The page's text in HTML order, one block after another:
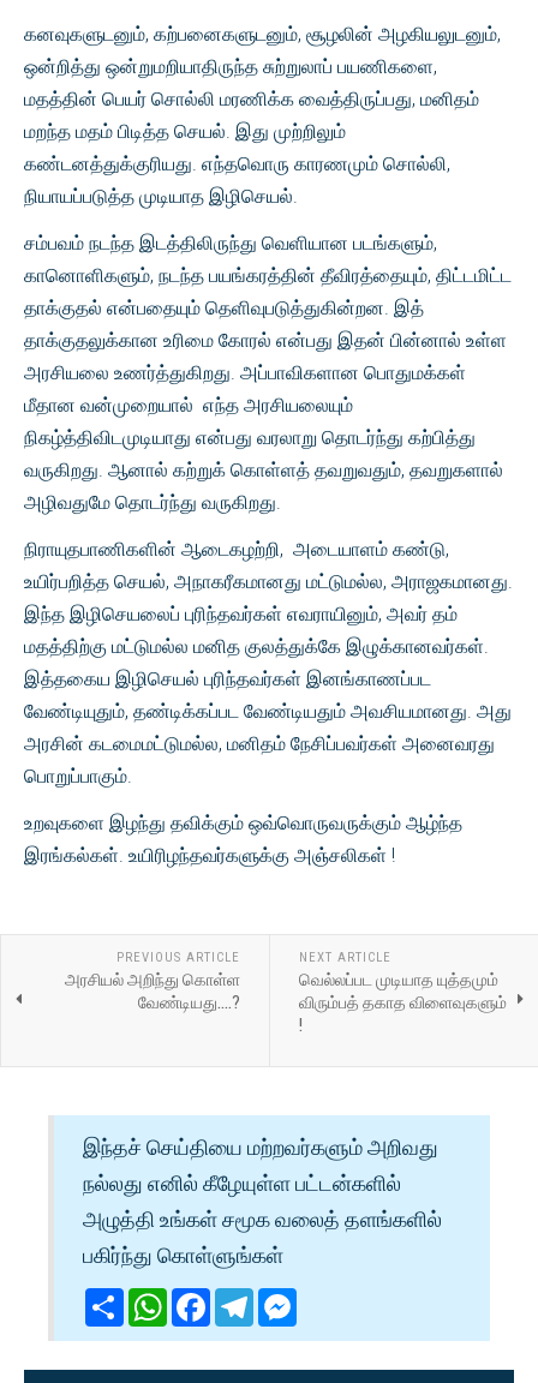
கனவுகளுடனும், கற்பனைகளுடனும், சூழலின் அழகியலுடனும்,
ஒன்றித்து ஒன்றுமறியாதிருந்த சுற்றுலாப் பயணிகளை,
மதத்தின் பெயர் சொல்லி மரணிக்க வைத்திருப்பது, மனிதம்
மறந்த மதம் பிடித்த செயல். இது முற்றிலும்
கண்டனத்துக்குரியது. எந்தவொரு காரணமும் சொல்லி,
நியாயப்படுத்த முடியாத இழிசெயல்.
சம்பவம் நடந்த இடத்திலிருந்து வெளியான படங்களும்,
கானொளிகளும், நடந்த பயங்கரத்தின் தீவிரத்தையும், திட்டமிட்ட
தாக்குதல் என்பதையும் தெளிவுபடுத்துகின்றன. இத்
தாக்குதலுக்கான உரிமை கோரல் என்பது இதன் பின்னால் உள்ள
அரசியலை உணர்த்துகிறது. அப்பாவிகளான பொதுமக்கள்
மீதான வன்முறையால் எந்த அரசியலையும்
நிகழ்த்திவிடமுடியாது என்பது வரலாறு தொடர்ந்து கற்பித்து
வருகிறது. ஆனால் கற்றுக் கொள்ளத் தவறுவதும், தவறுகளால்
அழிவதுமே தொடர்ந்து வருகிறது.
நிராயுதபாணிகளின் ஆடைகழற்றி, அடையாளம் கண்டு,
உயிர்பறித்த செயல், அநாகரீகமானது மட்டுமல்ல, அராஜகமானது.
இந்த இழிசெயலைப் புரிந்தவர்கள் எவராயினும், அவர் தம்
மதத்திற்கு மட்டுமல்ல மனித குலத்துக்கே இழுக்கானவர்கள்.
இத்தகைய இழிசெயல் புரிந்தவர்கள் இனங்காணப்பட
வேண்டியுதும், தண்டிக்கப்பட வேண்டியதும் அவசியமானது. அது
அரசின் கடமைமட்டுமல்ல, மனிதம் நேசிப்பவர்கள் அனைவரது
பொறுப்பாகும்.
உறவுகளை இழந்து தவிக்கும் ஒவ்வொருவருக்கும் ஆழ்ந்த
இரங்கல்கள். உயிரிழந்தவர்களுக்கு அஞ்சலிகள் !
PREVIOUS ARTICLE
அரசியல் அறிந்து கொள்ள
வேண்டியது....?
NEXT ARTICLE
வெல்லப்பட முடியாத யுத்தமும்
விரும்பத் தகாத விளைவுகளும்
!
இந்தச் செய்தியை மற்றவர்களும் அறிவது
நல்லது எனில் கீழேயுள்ள பட்டன்களில்
அழுத்தி உங்கள் சமூக வலைத் தளங்களில்
பகிர்ந்து கொள்ளுங்கள்
ShareWhatsApp
Facebook
Telegram